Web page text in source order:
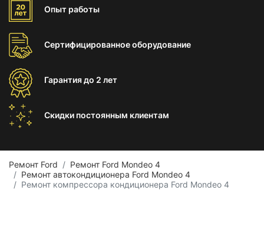
Опыт работы
Сертифицированноеоборудование
Гарантиядо 2 лет
Скидки постоянным клиентам
Ремонт Ford
Ремонт Ford Mondeo 4
Ремонт автокондиционера Ford Mondeo 4
Ремонт компрессора кондиционера Ford Mondeo 4